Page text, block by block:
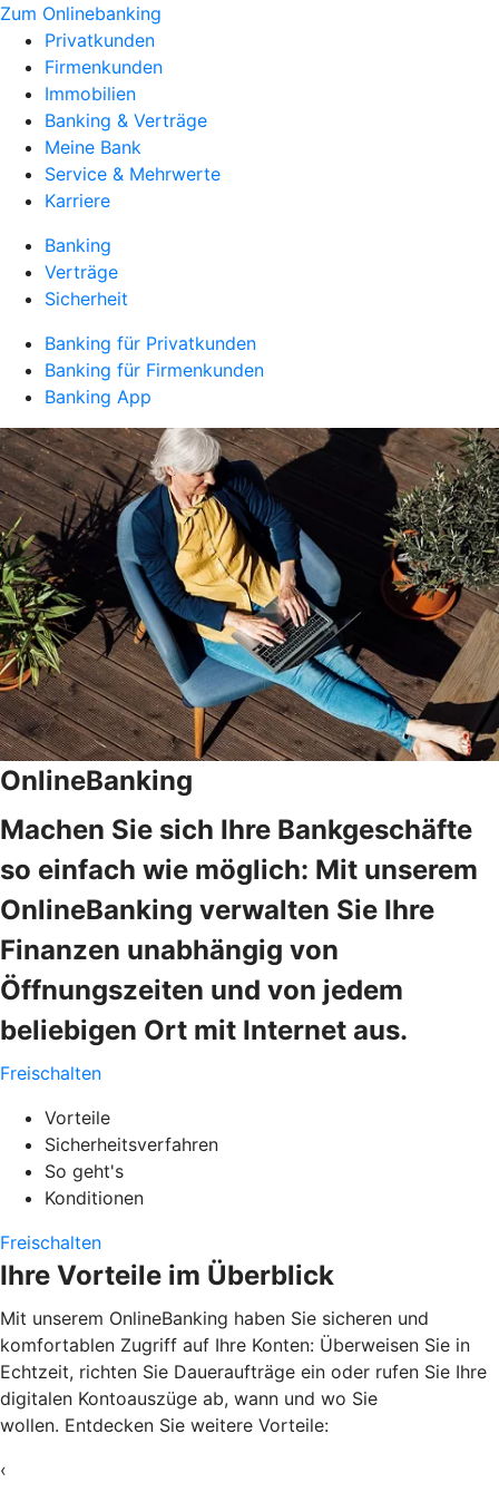
Zum Onlinebanking
Privatkunden
Firmenkunden
Immobilien
Banking & Verträge
Meine Bank
Service & Mehrwerte
Karriere
Banking
Verträge
Sicherheit
Banking für Privatkunden
Banking für Firmenkunden
Banking App
OnlineBanking
Machen Sie sich Ihre Bankgeschäfte
so einfach wie möglich: Mit unserem
OnlineBanking verwalten Sie Ihre
Finanzen unabhängig von
Öffnungszeiten und von jedem
beliebigen Ort mit Internet aus.
Freischalten
Vorteile
Sicherheitsverfahren
So geht's
Konditionen
Freischalten
Ihre Vorteile im Überblick
Mit unserem OnlineBanking haben Sie sicheren und
komfortablen Zugriff auf Ihre Konten: Überweisen Sie in
Echtzeit, richten Sie Daueraufträge ein oder rufen Sie Ihre
digitalen Kontoauszüge ab, wann und wo Sie
wollen. Entdecken Sie weitere Vorteile:
‹